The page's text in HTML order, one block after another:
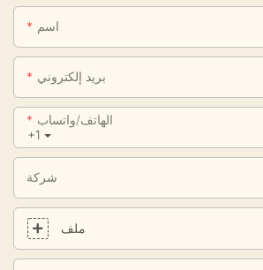
اسم
بريد إلكتروني
+1
الهاتف/واتساب
شركة
ملف